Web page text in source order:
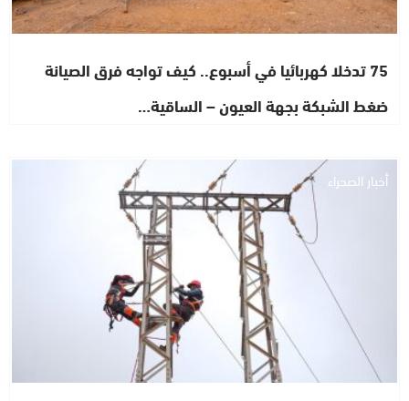
75 تدخلا كهربائيا في أسبوع.. كيف تواجه فرق الصيانة
ضغط الشبكة بجهة العيون – الساقية…
أخبار الصحراء